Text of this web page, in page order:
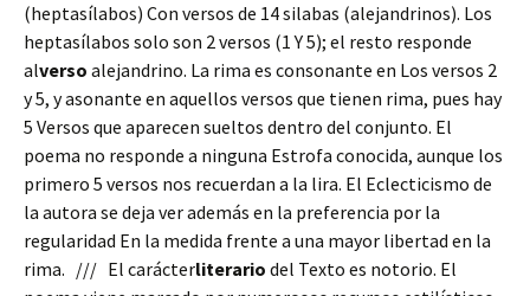
(heptasílabos) Con versos de 14 silabas (alejandrinos). Los
heptasílabos solo son 2 versos (1 Y 5); el resto responde
alverso alejandrino. La rima es consonante en Los versos 2
y 5, y asonante en aquellos versos que tienen rima, pues hay
5 Versos que aparecen sueltos dentro del conjunto. El
poema no responde a ninguna Estrofa conocida, aunque los
primero 5 versos nos recuerdan a la lira. El Eclecticismo de
la autora se deja ver además en la preferencia por la
regularidad En la medida frente a una mayor libertad en la
rima. /// El carácterliterario del Texto es notorio. El